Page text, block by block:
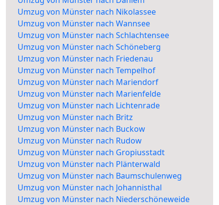
Umzug von Münster nach Nikolassee
Umzug von Münster nach Wannsee
Umzug von Münster nach Schlachtensee
Umzug von Münster nach Schöneberg
Umzug von Münster nach Friedenau
Umzug von Münster nach Tempelhof
Umzug von Münster nach Mariendorf
Umzug von Münster nach Marienfelde
Umzug von Münster nach Lichtenrade
Umzug von Münster nach Britz
Umzug von Münster nach Buckow
Umzug von Münster nach Rudow
Umzug von Münster nach Gropiusstadt
Umzug von Münster nach Plänterwald
Umzug von Münster nach Baumschulenweg
Umzug von Münster nach Johannisthal
Umzug von Münster nach Niederschöneweide